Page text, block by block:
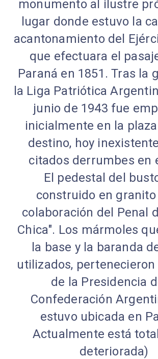
monumento al ilustre
lugar donde estuvo la
acantonamiento del
que efectuara el
Paraná en 1851. Tras la
la Liga Patriótica
junio de 1943 fue
inicialmente en la
destino, hoy
citados derrumbes en
El pedestal del
construido en granito
colaboración del Penal
Chica". Los mármoles
la base y la baranda
utilizados,
de la Presidencia
Confederación
estuvo ubicada en
Actualmente está
deteriorada)